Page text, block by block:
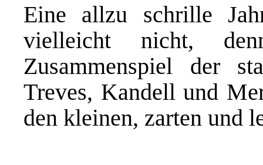
Eine allzu schrille
vielleicht nicht,
Zusammenspiel der
Treves, Kandell und
den kleinen, zarten und